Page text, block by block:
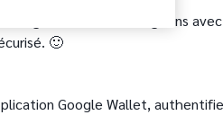
ligne et dans les magasins
🙂
Google Wallet,